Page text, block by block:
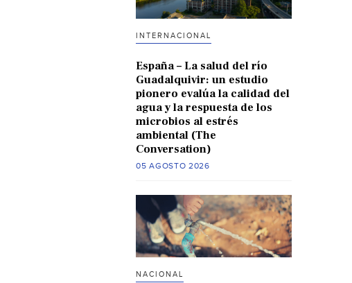
INTERNACIONAL
España – La salud del río
Guadalquivir: un estudio
pionero evalúa la calidad del
agua y la respuesta de los
microbios al estrés
ambiental (The
Conversation)
05 AGOSTO 2026
NACIONAL